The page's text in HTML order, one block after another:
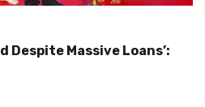
Despite Massive Loans’: